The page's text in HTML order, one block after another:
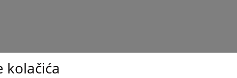
kolačića